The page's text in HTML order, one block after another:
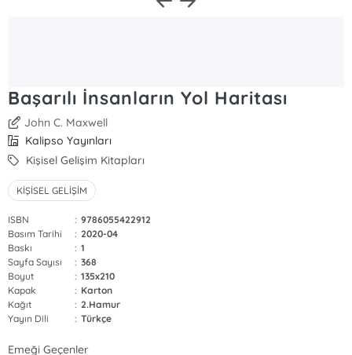
Başarılı İnsanların Yol Haritası
John C. Maxwell
Kalipso Yayınları
Kişisel Gelişim Kitapları
KİŞİSEL GELİŞİM
ISBN : 9786055422912
Basım Tarihi
: 2020-04
Baskı
: 1
Sayfa Sayısı
: 368
Boyut
: 135x210
Kapak
: Karton
Kağıt
: 2.Hamur
Yayın Dili
: Türkçe
Emeği Geçenler